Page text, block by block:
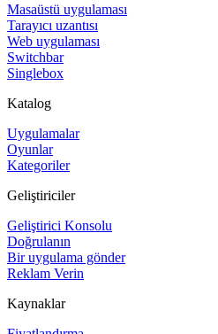
Masaüstü uygulaması
Tarayıcı uzantısı
Web uygulaması
Switchbar
Singlebox
Katalog
Uygulamalar
Oyunlar
Kategoriler
Geliştiriciler
Geliştirici Konsolu
Doğrulanın
Bir uygulama gönder
Reklam Verin
Kaynaklar